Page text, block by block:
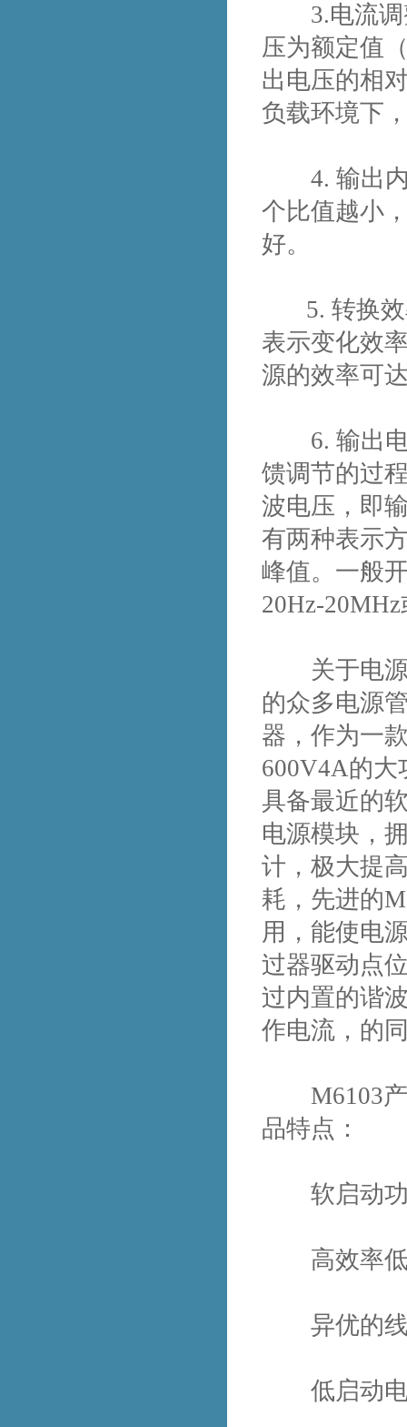
3.电流调
压为额定值
出电压的相
负载环境下
4. 输出内
个比值越小
好。
5. 转换效
表示变化效
源的效率可
6. 输出电
馈调节的过
波电压，即
有两种表示
峰值。一般
20Hz-
关于电源
的众多电源
器，作为一
600V4A的大
具备最近的
电源模块，
计，极大提
耗，先进的
用，能使电
过器驱动点
过内置的谐
作电流，的
M6103产
品特点：
软启动功
高效率低
异优的线
低启动